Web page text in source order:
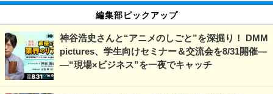
編集部ピックアップ
神谷浩史さんと“アニメのしごと”を深掘り！ DMM
pictures、学生向けセミナー＆交流会を8/31開催―
―“現場×ビジネス”を一夜でキャッチ